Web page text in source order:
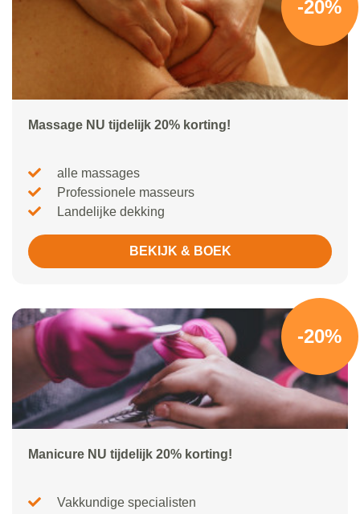
-20%
Massage NU tijdelijk 20% korting!
alle massages
Professionele masseurs
Landelijke dekking
BEKIJK & BOEK
-20%
Manicure NU tijdelijk 20% korting!
Vakkundige specialisten